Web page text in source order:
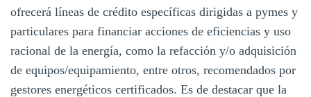
ofrecerá líneas de crédito específicas dirigidas a pymes y
particulares para financiar acciones de eficiencias y uso
racional de la energía, como la refacción y/o adquisición
de equipos/equipamiento, entre otros, recomendados por
gestores energéticos certificados. Es de destacar que la